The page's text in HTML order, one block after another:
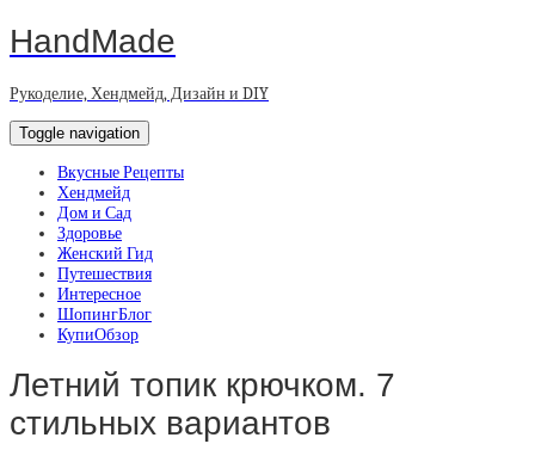
HandMade
Рукоделие, Хендмейд, Дизайн и DIY
Toggle navigation
Вкусные Рецепты
Хендмейд
Дом и Сад
Здоровье
Женский Гид
Путешествия
Интересное
ШопингБлог
КупиОбзор
Летний топик крючком. 7
стильных вариантов